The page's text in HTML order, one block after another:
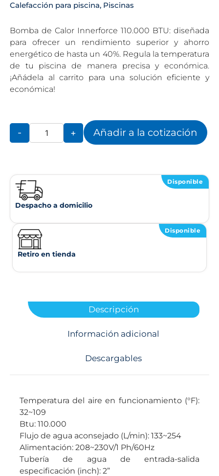
Calefacción para piscina, Piscinas
Bomba de Calor Innerforce 110.000 BTU: diseñada
para ofrecer un rendimiento superior y ahorro
energético de hasta un 40%. Regula la temperatura
de tu piscina de manera precisa y económica.
¡Añádela al carrito para una solución eficiente y
económica!
- + Añadir a la cotización
Disponible
Despacho a domicilio
Disponible
Retiro en tienda
Descripción
Información adicional
Descargables
Temperatura del aire en funcionamiento (°F):
32~109
Btu: 110.000
Flujo de agua aconsejado (L/min): 133~254
Alimentación: 208~230V/1 Ph/60Hz
Tubería de agua de entrada-salida
especificación (inch): 2”